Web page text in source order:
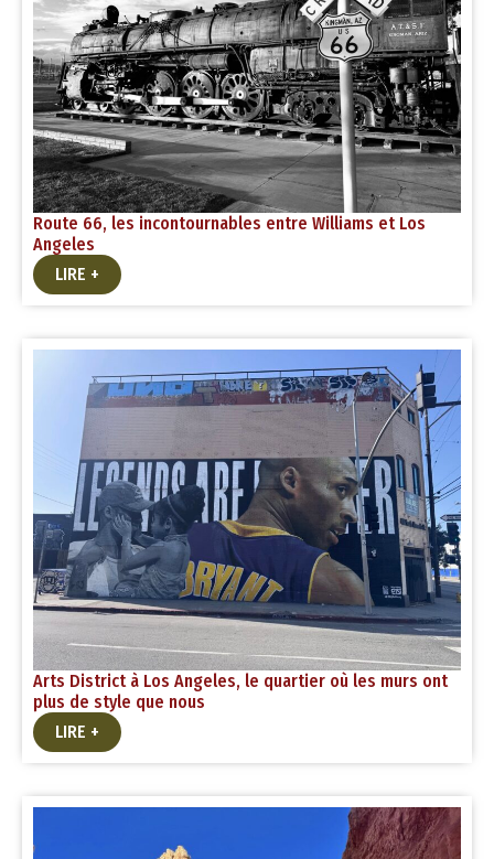
Route 66, les incontournables entre Williams et Los
Angeles
LIRE +
Arts District à Los Angeles, le quartier où les murs ont
plus de style que nous
LIRE +